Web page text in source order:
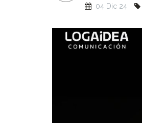
04 Dic 24